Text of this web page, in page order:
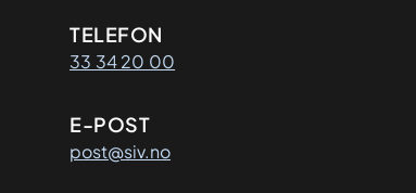
Kontaktinformasjon
TELEFON
33 34 20 00
E-POST
post@siv.no